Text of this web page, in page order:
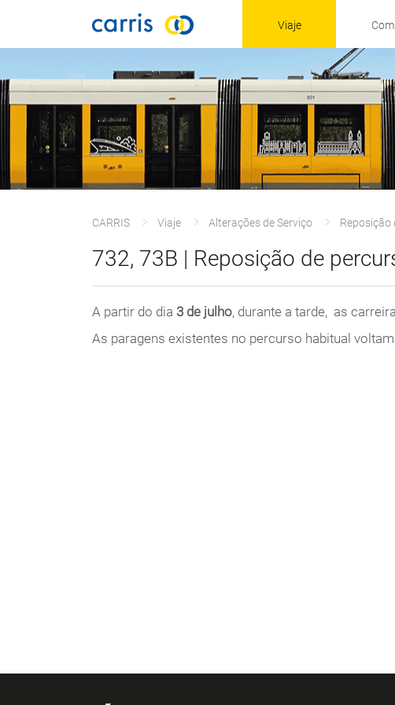
Viaje
CARRIS Viaje Alterações de Serviço Reposição
732, 73B | Reposição de
A partir do dia 3 de julho, durante a tarde, as
As paragens existentes no percurso habitual